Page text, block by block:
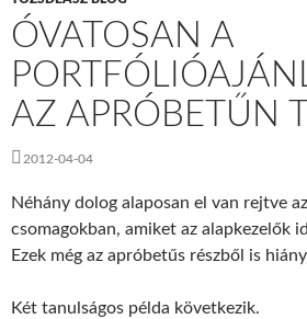
ÓVATOSAN A
AZ APRÓBETŰN
2012-04-04
Néhány dolog alaposan el van rejtve
csomagokban, amiket az alapkezelők
Ezek még az apróbetűs részből is
Két tanulságos példa következik.